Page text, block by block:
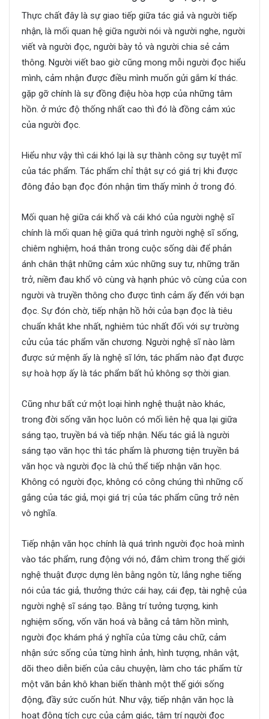
Thực chất đây là sự giao tiếp giữa tác giả và người tiếp
nhận, là mối quan hệ giữa người nói và người nghe, người
viết và người đọc, người bày tỏ và người chia sẻ cảm
thông. Người viết bao giờ cũng mong mỗi người đọc hiểu
mình, cảm nhận được điều mình muốn gửi gắm kí thác.
gặp gỡ chính là sự đồng điệu hòa hợp của những tâm
hồn. ở mức độ thống nhất cao thì đó là đồng cảm xúc
của người đọc.
Hiểu như vậy thì cái khó lại là sự thành công sự tuyệt mĩ
của tác phẩm. Tác phẩm chỉ thật sự có giá trị khi được
đông đảo bạn đọc đón nhận tìm thấy mình ở trong đó.
Mối quan hệ giữa cái khổ và cái khó của người nghệ sĩ
chính là mối quan hệ giữa quá trình người nghệ sĩ sống,
chiêm nghiệm, hoá thân trong cuộc sống dài để phản
ánh chân thật những cảm xúc những suy tư, những trăn
trở, niềm đau khổ vô cùng và hạnh phúc vô cùng của con
người và truyền thông cho được tình cảm ấy đến với bạn
đọc. Sự đón chờ, tiếp nhận hồ hởi của bạn đọc là tiêu
chuẩn khắt khe nhất, nghiêm túc nhất đối với sự trường
cửu của tác phẩm văn chương. Người nghệ sĩ nào làm
được sứ mệnh ấy là nghệ sĩ lớn, tác phẩm nào đạt được
sự hoà hợp ấy là tác phẩm bất hủ không sợ thời gian.
Cũng như bất cứ một loại hình nghệ thuật nào khác,
trong đời sống văn học luôn có mối liên hệ qua lại giữa
sáng tạo, truyền bá và tiếp nhận. Nếu tác giả là người
sáng tạo văn học thì tác phẩm là phương tiện truyền bá
văn học và người đọc là chủ thể tiếp nhận văn học.
Không có người đọc, không có công chúng thì những cố
gắng của tác giả, mọi giá trị của tác phẩm cũng trở nên
vô nghĩa.
Tiếp nhận văn học chính là quá trình người đọc hoà mình
vào tác phẩm, rung động với nó, đắm chìm trong thế giới
nghệ thuật được dựng lên bằng ngôn từ, lắng nghe tiếng
nói của tác giả, thưởng thức cái hay, cái đẹp, tài nghệ của
người nghệ sĩ sáng tạo. Bằng trí tưởng tượng, kinh
nghiệm sống, vốn văn hoá và bằng cả tâm hồn mình,
người đọc khám phá ý nghĩa của từng câu chữ, cảm
nhận sức sống của từng hình ảnh, hình tượng, nhân vật,
dõi theo diễn biến của câu chuyện, làm cho tác phẩm từ
một văn bản khô khan biến thành một thế giới sống
động, đầy sức cuốn hút. Như vậy, tiếp nhận văn học là
hoạt động tích cực của cảm giác, tâm trí người đọc